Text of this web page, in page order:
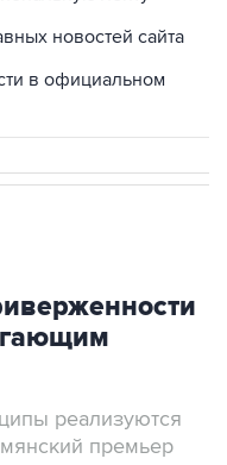
новостей сайта
в официальном
реализуются
премьер